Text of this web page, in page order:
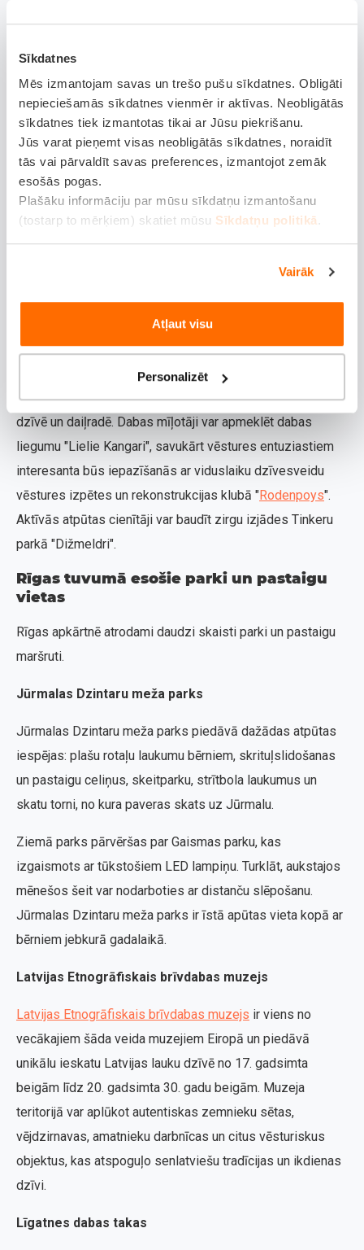
Sīkdatnes
Mēs izmantojam savas un trešo pušu sīkdatnes. Obligāti
nepieciešamās sīkdatnes vienmēr ir aktīvas. Neobligātās
sīkdatnes tiek izmantotas tikai ar Jūsu piekrišanu.
Jūs varat pieņemt visas neobligātās sīkdatnes, noraidīt
tās vai pārvaldīt savas preferences, izmantojot zemāk
esošās pogas.
Plašāku informāciju par mūsu sīkdatņu izmantošanu
(tostarp to mērķiem) skatiet mūsu Sīkdatņu politikā
Vairāk
Atļaut visu
Personalizēt
Vecāķi ir Rīgas pilsētas apkaime, kas atrodas pie Rīgas
līča. Tā ir viena no populārākajām pludmales atpūtas
vietām galvaspilsētā. Papildus atpūtai pie jūras, Vecāķos
var apskatīt arī dažus dabas objektus: Lielo priedi, kas ir
250 gadus vecs koks ar iespaidīgu stumbra apkārtmēru
(2,4 metriem), Vaļņa kāpu – 10 metrus augsts un 1 km
garš smilšu valnis, kas radies pirms 200 gadiem un tika
apmežots 20. gadsimtā, kā arī Vilkaču priedi – leģendām
Ropaži ir vieta, kur savijas vēsture, daba un kultūras
mantojums. Garkalnē atrodas rakstnieka Jāņa
Jaunsudrabiņa piemiņas istaba, kas sniedz ieskatu viņa
dzīvē un daiļradē. Dabas mīļotāji var apmeklēt dabas
liegumu "Lielie Kangari", savukārt vēstures entuziastiem
interesanta būs iepazīšanās ar viduslaiku dzīvesveidu
vēstures izpētes un rekonstrukcijas klubā "Rodenpoys".
Aktīvās atpūtas cienītāji var baudīt zirgu izjādes Tinkeru
parkā "Dižmeldri".
Rīgas tuvumā esošie parki un pastaigu
vietas
Rīgas apkārtnē atrodami daudzi skaisti parki un pastaigu
maršruti.
Jūrmalas Dzintaru meža parks
Jūrmalas Dzintaru meža parks piedāvā dažādas atpūtas
iespējas: plašu rotaļu laukumu bērniem, skrituļslidošanas
un pastaigu celiņus, skeitparku, strītbola laukumus un
skatu torni, no kura paveras skats uz Jūrmalu.
Ziemā parks pārvēršas par Gaismas parku, kas
izgaismots ar tūkstošiem LED lampiņu. Turklāt, aukstajos
mēnešos šeit var nodarboties ar distanču slēpošanu.
Jūrmalas Dzintaru meža parks ir īstā apūtas vieta kopā ar
bērniem jebkurā gadalaikā.
Latvijas Etnogrāfiskais brīvdabas muzejs
Latvijas Etnogrāfiskais brīvdabas muzejs ir viens no
vecākajiem šāda veida muzejiem Eiropā un piedāvā
unikālu ieskatu Latvijas lauku dzīvē no 17. gadsimta
beigām līdz 20. gadsimta 30. gadu beigām. Muzeja
teritorijā var aplūkot autentiskas zemnieku sētas,
vējdzirnavas, amatnieku darbnīcas un citus vēsturiskus
objektus, kas atspoguļo senlatviešu tradīcijas un ikdienas
dzīvi.
Līgatnes dabas takas